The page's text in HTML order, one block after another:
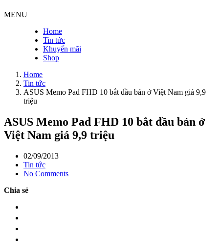
MENU
Home
Tin tức
Khuyến mãi
Shop
Home
Tin tức
ASUS Memo Pad FHD 10 bắt đầu bán ở Việt Nam giá 9,9
triệu
ASUS Memo Pad FHD 10 bắt đầu bán ở
Việt Nam giá 9,9 triệu
02/09/2013
Tin tức
No Comments
Chia sẻ